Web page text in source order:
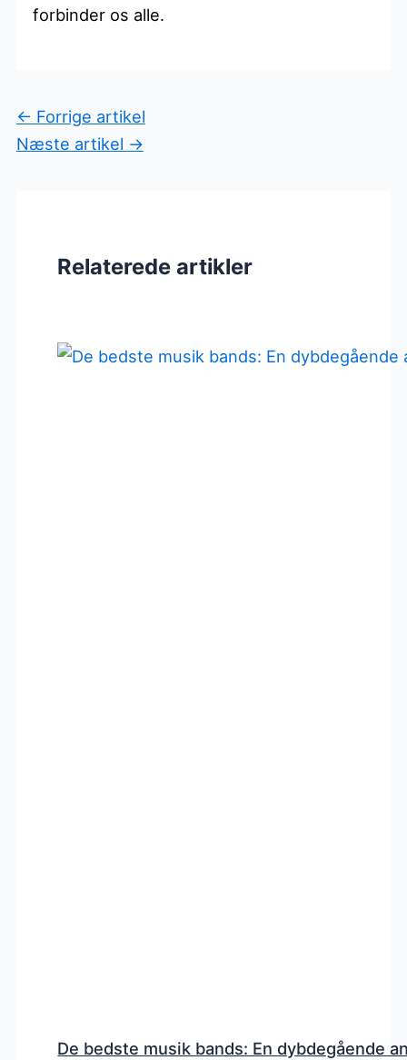
forbinder os alle.
← Forrige artikel
Næste artikel →
Relaterede artikler
De bedste musik bands: En dybdegående